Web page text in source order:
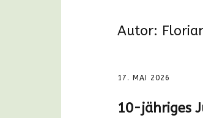
Autor:
17. MAI 2026
10-jähriges